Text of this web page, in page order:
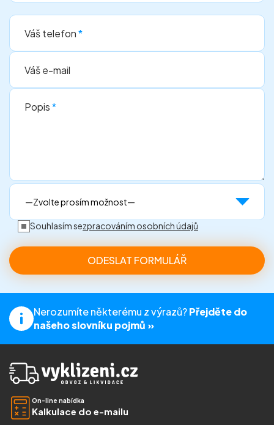
Váš telefon*
Váš e-mail
Popis*
Souhlasím sezpracováním osobních údajů
Nerozumíte některému z výrazů?Přejděte do
našeho slovníku pojmů »
On-line nabídka
Kalkulace do e-mailu